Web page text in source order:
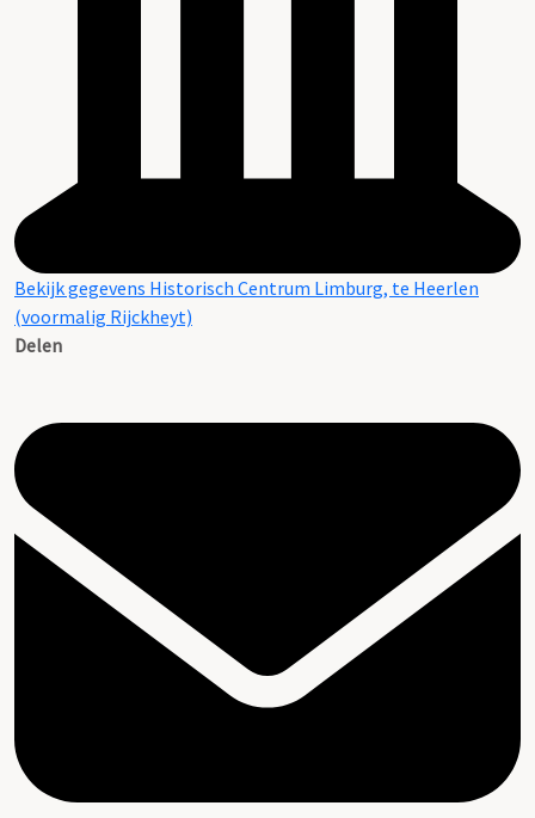
Bekijk gegevens Historisch Centrum Limburg, te Heerlen
(voormalig Rijckheyt)
Delen